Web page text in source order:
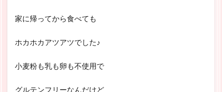
家に帰ってから食べても
ホカホカアツアツでした♪
小麦粉も乳も卵も不使用で
グルテンフリーなんだけど